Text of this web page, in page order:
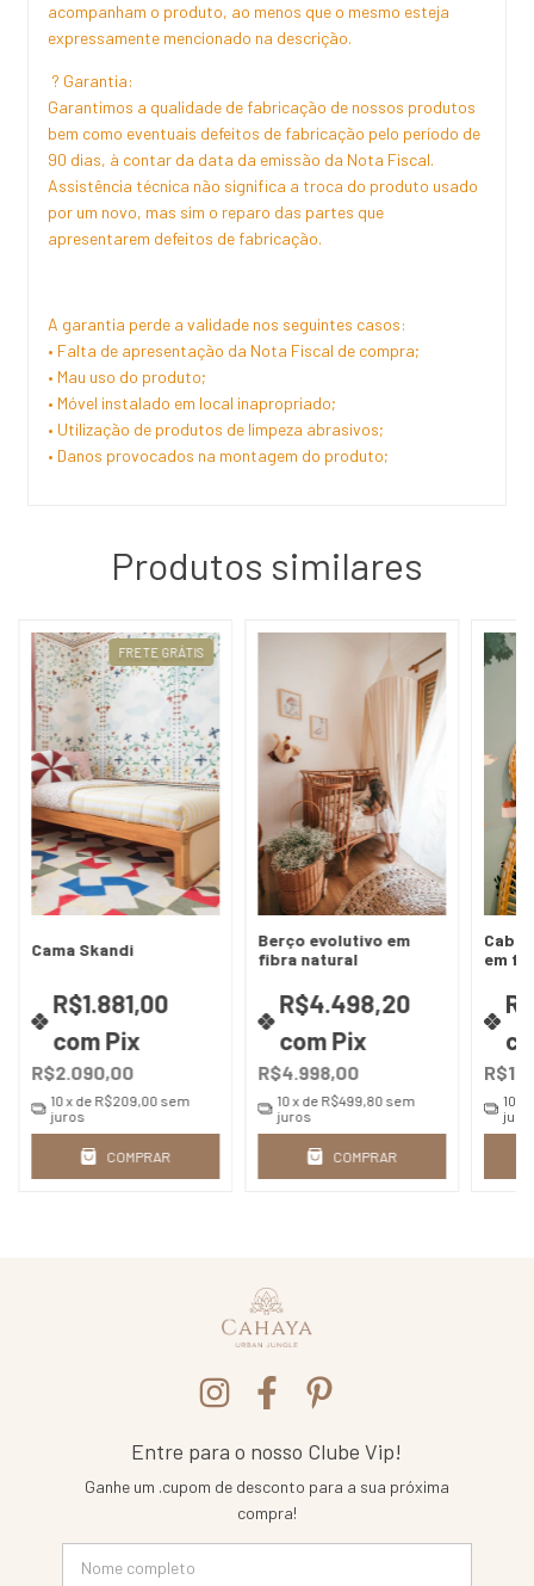
acompanham o produto, ao menos que o mesmo esteja
expressamente mencionado na descrição.
? Garantia:
Garantimos a qualidade de fabricação de nossos produtos
bem como eventuais defeitos de fabricação pelo período de
90 dias, à contar da data da emissão da Nota Fiscal.
Assistência técnica não significa a troca do produto usado
por um novo, mas sim o reparo das partes que
apresentarem defeitos de fabricação.
A garantia perde a validade nos seguintes casos:
• Falta de apresentação da Nota Fiscal de compra;
• Mau uso do produto;
• Móvel instalado em local inapropriado;
• Utilização de produtos de limpeza abrasivos;
• Danos provocados na montagem do produto;
Produtos similares
FRETE GRÁTIS
Cama Skandi
R$2.090,00
R$1.881,00
com Pix
10x de R$209,00 sem
juros
COMPRAR
Berço evolutivo em
fibra natural
R$4.998,00
R$4.498,20
com Pix
10x de R$499,80 sem
juros
COMPRAR
em
10
Entre para o nosso Clube Vip!
Ganhe um .cupom de desconto para a sua próxima
compra!